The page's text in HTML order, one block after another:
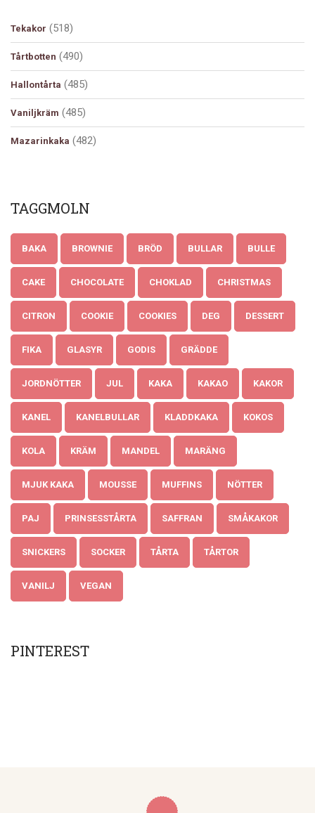
Tekakor (518)
Tårtbotten (490)
Hallontårta (485)
Vaniljkräm (485)
Mazarinkaka (482)
TAGGMOLN
BAKA BROWNIE BRÖD BULLAR BULLE
CAKE CHOCOLATE CHOKLAD CHRISTMAS
CITRON COOKIE COOKIES DEG DESSERT
FIKA GLASYR GODIS GRÄDDE
JORDNÖTTER JUL KAKA KAKAO KAKOR
KANEL KANELBULLAR KLADDKAKA KOKOS
KOLA KRÄM MANDEL MARÄNG
MJUK KAKA MOUSSE MUFFINS NÖTTER
PAJ PRINSESSTÅRTA SAFFRAN SMÅKAKOR
SNICKERS SOCKER TÅRTA TÅRTOR
VANILJ VEGAN
PINTEREST